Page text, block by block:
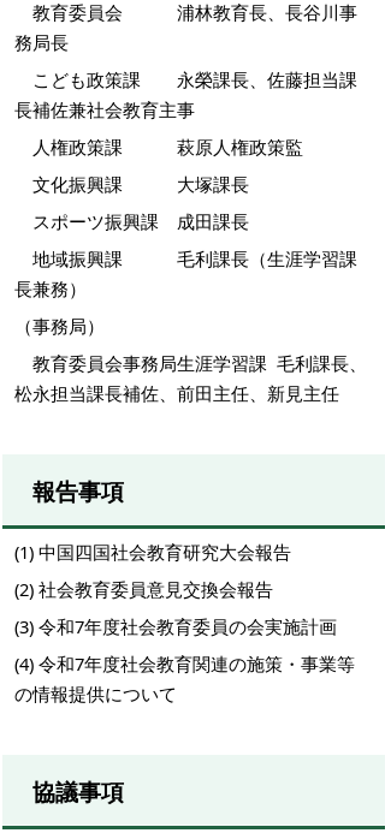
教育委員会 浦林教育長、長谷川事
務局長
こども政策課 永榮課長、佐藤担当課
長補佐兼社会教育主事
人権政策課 萩原人権政策監
文化振興課 大塚課長
スポーツ振興課 成田課長
地域振興課 毛利課長（生涯学習課
長兼務）
（事務局）
教育委員会事務局生涯学習課 毛利課長、
松永担当課長補佐、前田主任、新見主任
報告事項
(1) 中国四国社会教育研究大会報告
(2) 社会教育委員意見交換会報告
(3) 令和7年度社会教育委員の会実施計画
(4) 令和7年度社会教育関連の施策・事業等
の情報提供について
協議事項